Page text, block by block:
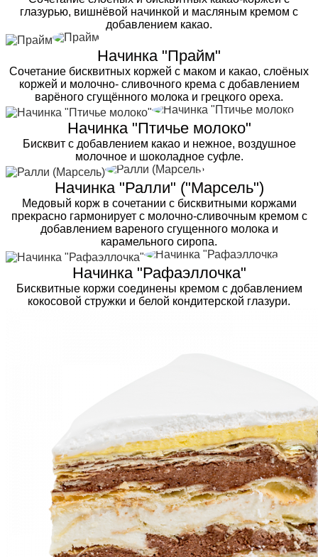
глазурью, вишнёвой начинкой и масляным кремом с
добавлением какао.
Начинка "Прайм"
Сочетание бисквитных коржей с маком и какао, слоёных
коржей и молочно- сливочного крема с добавлением
варёного сгущённого молока и грецкого ореха.
Начинка "Птичье молоко"
Бисквит с добавлением какао и нежное, воздушное
молочное и шоколадное суфле.
Начинка "Ралли" ("Марсель")
Медовый корж в сочетании с бисквитными коржами
прекрасно гармонирует с молочно-сливочным кремом с
добавлением вареного сгущенного молока и
карамельного сиропа.
Начинка "Рафаэллочка"
Бисквитные коржи соединены кремом с добавлением
кокосовой стружки и белой кондитерской глазури.